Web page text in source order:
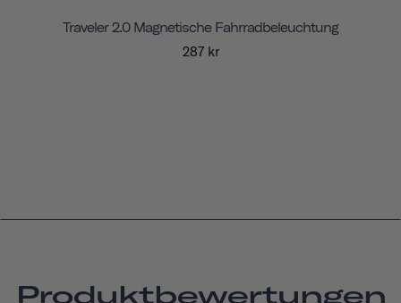
Traveler 2.0 Magnetische Fahrradbeleuchtung
287 kr
Produktbewertungen